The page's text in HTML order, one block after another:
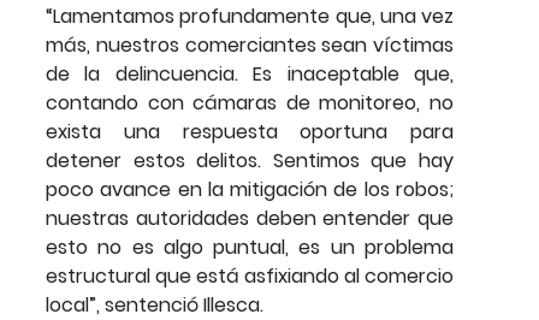
“Lamentamos profundamente que, una vez
más, nuestros comerciantes sean víctimas
de la delincuencia. Es inaceptable que,
contando con cámaras de monitoreo, no
exista una respuesta oportuna para
detener estos delitos. Sentimos que hay
poco avance en la mitigación de los robos;
nuestras autoridades deben entender que
esto no es algo puntual, es un problema
estructural que está asfixiando al comercio
local”, sentenció Illesca.